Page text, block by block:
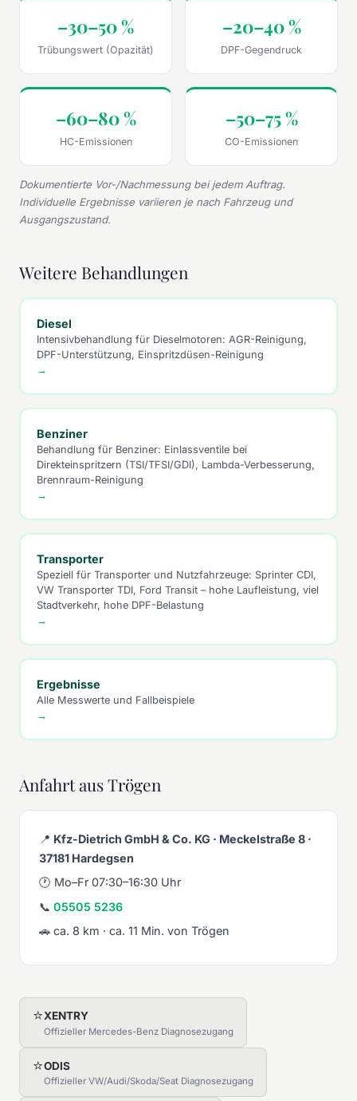
–30–50 %
Trübungswert (Opazität)
–20–40 %
DPF-Gegendruck
–60–80 %
HC-Emissionen
–50–75 %
CO-Emissionen
Dokumentierte Vor-/Nachmessung bei jedem Auftrag.
Individuelle Ergebnisse variieren je nach Fahrzeug und
Ausgangszustand.
Weitere Behandlungen
Diesel
Intensivbehandlung für Dieselmotoren: AGR-Reinigung,
DPF-Unterstützung, Einspritzdüsen-Reinigung
→
Benziner
Behandlung für Benziner: Einlassventile bei
Direkteinspritzern (TSI/TFSI/GDI), Lambda-Verbesserung,
Brennraum-Reinigung
→
Transporter
Speziell für Transporter und Nutzfahrzeuge: Sprinter CDI,
VW Transporter TDI, Ford Transit – hohe Laufleistung, viel
Stadtverkehr, hohe DPF-Belastung
→
Ergebnisse
Alle Messwerte und Fallbeispiele
→
Anfahrt aus Trögen
📍 Kfz-Dietrich GmbH & Co. KG · Meckelstraße 8 ·
37181 Hardegsen
🕐 Mo–Fr 07:30–16:30 Uhr
📞 05505 5236
🚗 ca. 8 km · ca. 11 Min. von Trögen
⭐XENTRY
Offizieller Mercedes-Benz Diagnosezugang
⭐ODIS
Offizieller VW/Audi/Skoda/Seat Diagnosezugang